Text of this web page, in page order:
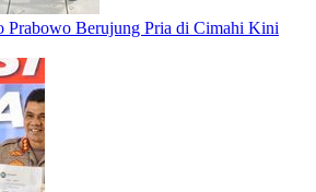
Prabowo Berujung Pria di Cimahi Kini